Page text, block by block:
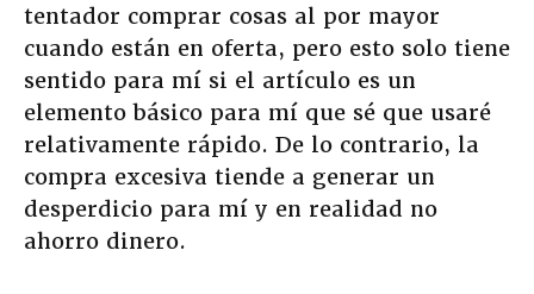
tentador comprar cosas al por mayor
cuando están en oferta, pero esto solo tiene
sentido para mí si el artículo es un
elemento básico para mí que sé que usaré
relativamente rápido. De lo contrario, la
compra excesiva tiende a generar un
desperdicio para mí y en realidad no
ahorro dinero.